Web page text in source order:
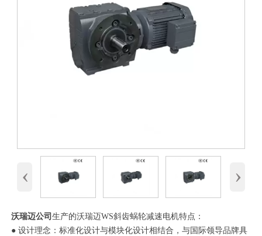
‹ ›
沃瑞迈公司 生产的沃瑞迈WS斜齿蜗轮减速电机特点：
● 设计理念：标准化设计与模块化设计相结合，与国际领导品牌具